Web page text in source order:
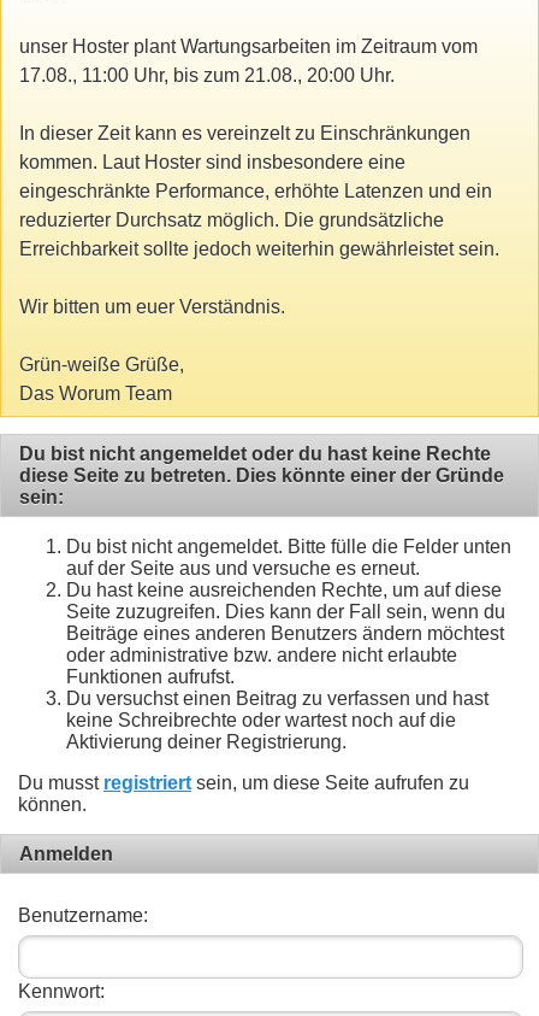
unser Hoster plant Wartungsarbeiten im Zeitraum vom
17.08., 11:00 Uhr, bis zum 21.08., 20:00 Uhr.
In dieser Zeit kann es vereinzelt zu Einschränkungen
kommen. Laut Hoster sind insbesondere eine
eingeschränkte Performance, erhöhte Latenzen und ein
reduzierter Durchsatz möglich. Die grundsätzliche
Erreichbarkeit sollte jedoch weiterhin gewährleistet sein.
Wir bitten um euer Verständnis.
Grün-weiße Grüße,
Das Worum Team
Du bist nicht angemeldet oder du hast keine Rechte
diese Seite zu betreten. Dies könnte einer der Gründe
sein:
Du bist nicht angemeldet. Bitte fülle die Felder unten
auf der Seite aus und versuche es erneut.
Du hast keine ausreichenden Rechte, um auf diese
Seite zuzugreifen. Dies kann der Fall sein, wenn du
Beiträge eines anderen Benutzers ändern möchtest
oder administrative bzw. andere nicht erlaubte
Funktionen aufrufst.
Du versuchst einen Beitrag zu verfassen und hast
keine Schreibrechte oder wartest noch auf die
Aktivierung deiner Registrierung.
Du musst registriert sein, um diese Seite aufrufen zu
können.
Anmelden
Benutzername:
Kennwort: